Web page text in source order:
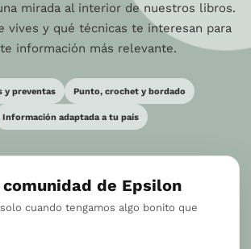
mirada al interior de nuestros libros.
vives y qué técnicas te interesan para
información más relevante.
y preventas Punto, crochet y bordado
Información adaptada a tu país
de Epsilon
cuando tengamos algo bonito que